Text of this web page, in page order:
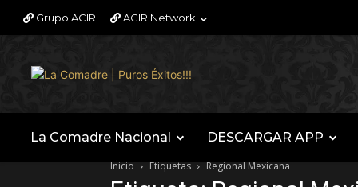
Grupo ACIR ACIR Network
La Comadre Nacional DESCARGAR APP
Inicio Etiquetas Regional Mexicana